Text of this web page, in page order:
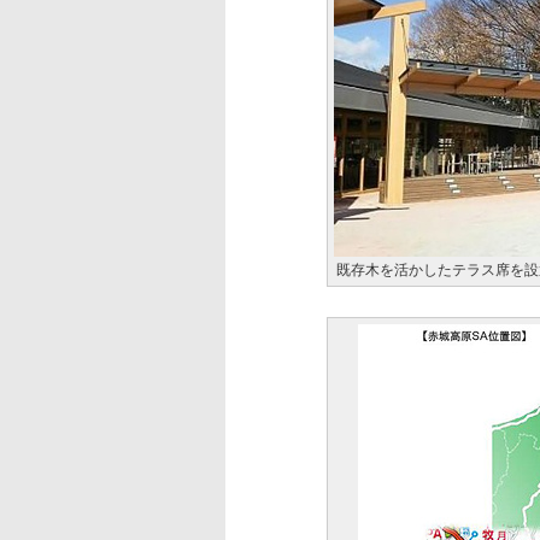
既存木を活かしたテラス席を